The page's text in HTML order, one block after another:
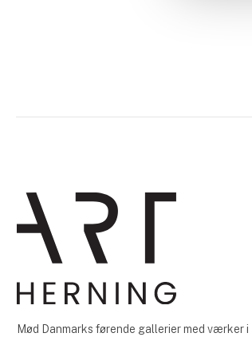
Mød Danmarks førende gallerier med værker i